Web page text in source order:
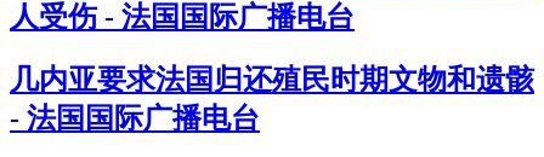
人受伤 - 法国国际广播电台
几内亚要求法国归还殖民时期文物和遗骸
- 法国国际广播电台